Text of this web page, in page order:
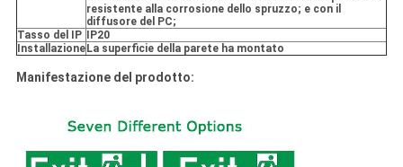
resistente alla corrosione dello spruzzo; e con il
diffusore del PC;
Tasso del IP
IP20
Installazione La superficie della parete ha montato
Manifestazione del prodotto: